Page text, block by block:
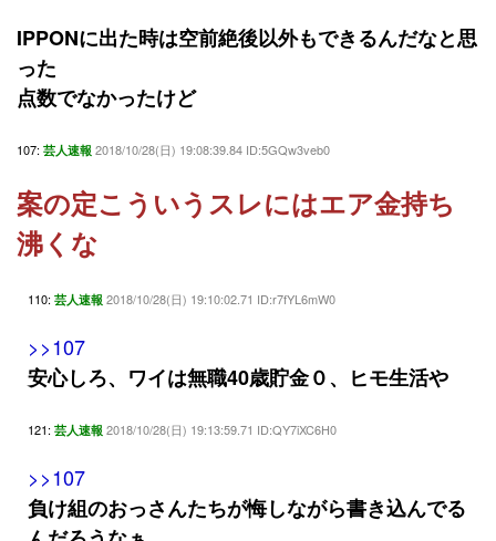
IPPONに出た時は空前絶後以外もできるんだなと思
った
点数でなかったけど
107: 芸人速報 2018/10/28(日) 19:08:39.84 ID:5GQw3veb0
案の定こういうスレにはエア金持ち
沸くな
110: 芸人速報 2018/10/28(日) 19:10:02.71 ID:r7fYL6mW0
>>107
安心しろ、ワイは無職40歳貯金０、ヒモ生活や
121: 芸人速報 2018/10/28(日) 19:13:59.71 ID:QY7iXC6H0
>>107
負け組のおっさんたちが悔しながら書き込んでる